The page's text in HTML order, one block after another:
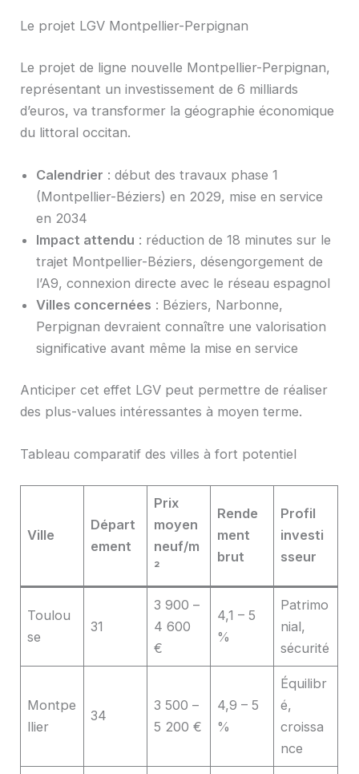
Le projet LGV Montpellier-Perpignan
Le projet de ligne nouvelle Montpellier-Perpignan,
représentant un investissement de 6 milliards
d’euros, va transformer la géographie économique
du littoral occitan.
Calendrier : début des travaux phase 1
(Montpellier-Béziers) en 2029, mise en service
en 2034
Impact attendu : réduction de 18 minutes sur le
trajet Montpellier-Béziers, désengorgement de
l’A9, connexion directe avec le réseau espagnol
Villes concernées : Béziers, Narbonne,
Perpignan devraient connaître une valorisation
significative avant même la mise en service
Anticiper cet effet LGV peut permettre de réaliser
des plus-values intéressantes à moyen terme.
Tableau comparatif des villes à fort potentiel
Ville
Départ
ement
Prix
moyen
neuf/m
²
Rende
ment
brut
Profil
investi
sseur
Toulou
se
31
3 900 –
4 600
€
4,1 – 5
%
Patrimo
nial,
sécurité
Montpe
llier
34
3 500 –
5 200 €
4,9 – 5
%
Équilibr
é,
croissa
nce